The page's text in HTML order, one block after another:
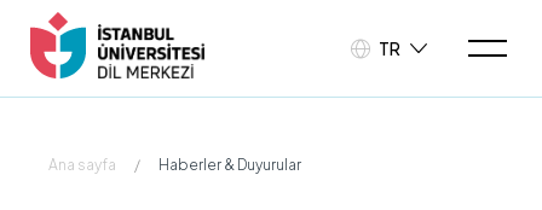
TR
Ana sayfa / Haberler & Duyurular